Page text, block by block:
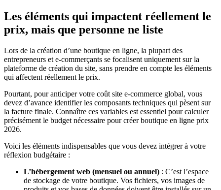
Les éléments qui impactent réellement le
prix, mais que personne ne liste
Lors de la création d’une boutique en ligne, la plupart des
entrepreneurs et e-commerçants se focalisent uniquement sur la
plateforme de création du site, sans prendre en compte les éléments
qui affectent réellement le prix.
Pourtant, pour anticiper votre coût site e-commerce global, vous
devez d’avance identifier les composants techniques qui pèsent sur
la facture finale. Connaître ces variables est essentiel pour calculer
précisément le budget nécessaire pour créer boutique en ligne prix
2026.
Voici les éléments indispensables que vous devez intégrer à votre
réflexion budgétaire :
L’hébergement web (mensuel ou annuel) : C’est l’espace
de stockage de votre boutique. Vos fichiers, vos images de